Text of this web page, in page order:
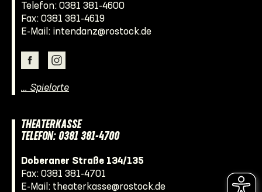
Telefon: 0381 381-4600
Fax: 0381 381-4619
E-Mail: intendanz@rostock.de
… Spielorte
THEATERKASSE
TELEFON: 0381 381-4700
Doberaner Straße 134/135
Fax: 0381 381-4701
E-Mail: theaterkasse@rostock.de